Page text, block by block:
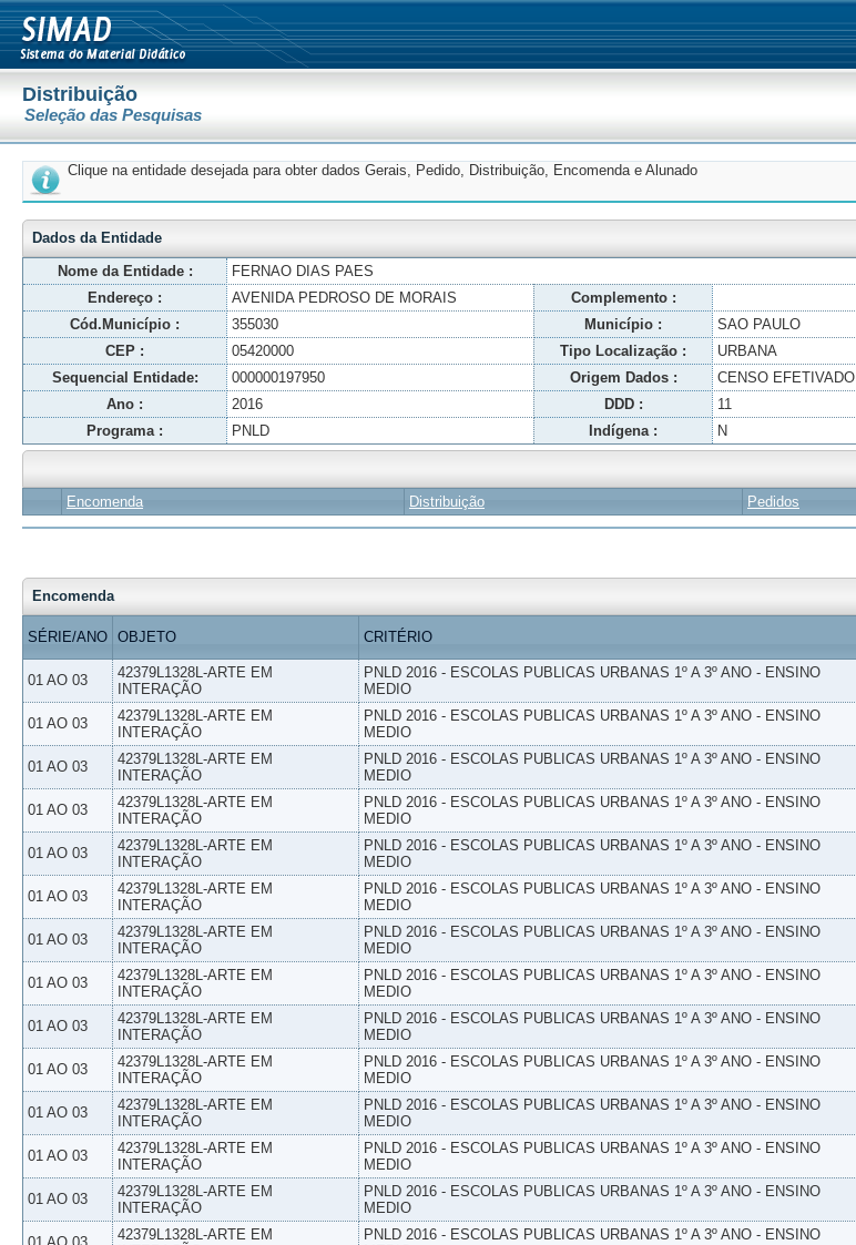
Distribuição
Seleção das Pesquisas
Clique na entidade desejada para obter dados Gerais, Pedido, Distribuição, Encomenda e Alunado
Dados da Entidade
Nome da Entidade :
FERNAO DIAS PAES
Endereço :
AVENIDA PEDROSO DE MORAIS Complemento :
Cód.Município :
355030 Município : SAO PAULO
CEP :
05420000 Tipo Localização : URBANA
Sequencial Entidade:
000000197950 Origem Dados : CENSO EFETIVADO
Ano :
2016 DDD : 11
Programa :
PNLD Indígena : N
Encomenda Distribuição Pedidos
Encomenda
SÉRIE/ANO OBJETO CRITÉRIO
01 AO 03
42379L1328L-ARTE EM
INTERAÇÃO
PNLD 2016 - ESCOLAS PUBLICAS URBANAS 1º A 3º ANO - ENSINO
MEDIO
01 AO 03
42379L1328L-ARTE EM
INTERAÇÃO
PNLD 2016 - ESCOLAS PUBLICAS URBANAS 1º A 3º ANO - ENSINO
MEDIO
01 AO 03
42379L1328L-ARTE EM
INTERAÇÃO
PNLD 2016 - ESCOLAS PUBLICAS URBANAS 1º A 3º ANO - ENSINO
MEDIO
01 AO 03
42379L1328L-ARTE EM
INTERAÇÃO
PNLD 2016 - ESCOLAS PUBLICAS URBANAS 1º A 3º ANO - ENSINO
MEDIO
01 AO 03
42379L1328L-ARTE EM
INTERAÇÃO
PNLD 2016 - ESCOLAS PUBLICAS URBANAS 1º A 3º ANO - ENSINO
MEDIO
01 AO 03
42379L1328L-ARTE EM
INTERAÇÃO
PNLD 2016 - ESCOLAS PUBLICAS URBANAS 1º A 3º ANO - ENSINO
MEDIO
01 AO 03
42379L1328L-ARTE EM
INTERAÇÃO
PNLD 2016 - ESCOLAS PUBLICAS URBANAS 1º A 3º ANO - ENSINO
MEDIO
01 AO 03
42379L1328L-ARTE EM
INTERAÇÃO
PNLD 2016 - ESCOLAS PUBLICAS URBANAS 1º A 3º ANO - ENSINO
MEDIO
01 AO 03
42379L1328L-ARTE EM
INTERAÇÃO
PNLD 2016 - ESCOLAS PUBLICAS URBANAS 1º A 3º ANO - ENSINO
MEDIO
01 AO 03
42379L1328L-ARTE EM
INTERAÇÃO
PNLD 2016 - ESCOLAS PUBLICAS URBANAS 1º A 3º ANO - ENSINO
MEDIO
01 AO 03
42379L1328L-ARTE EM
INTERAÇÃO
PNLD 2016 - ESCOLAS PUBLICAS URBANAS 1º A 3º ANO - ENSINO
MEDIO
01 AO 03
42379L1328L-ARTE EM
INTERAÇÃO
PNLD 2016 - ESCOLAS PUBLICAS URBANAS 1º A 3º ANO - ENSINO
MEDIO
01 AO 03
42379L1328L-ARTE EM
INTERAÇÃO
PNLD 2016 - ESCOLAS PUBLICAS URBANAS 1º A 3º ANO - ENSINO
MEDIO
42379L1328L-ARTE EM
PNLD 2016 - ESCOLAS PUBLICAS URBANAS 1º A 3º ANO - ENSINO